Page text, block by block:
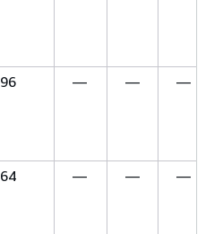
96 — — —
64 — — —